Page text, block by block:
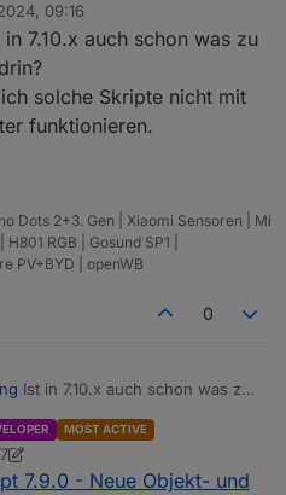
habe überall 0 ms eingetragen
jetzt bekomme ich wieder den
2000ms timeout obwohl ich
nicht eingestellt habe.
7.10.1 testen. Der generierte
Code hat immer einen Wert> 0
Generell ist es natürlich nicht
bekommst wenn die Datei
abgespielt wurde.
09:16
in 7.10.x auch schon was zu
solche Skripte nicht mit
funktionieren.
Dots 2+3. Gen | Xiaomi Sensoren | Mi
RGB | Gosund SP1 |
PV+BYD | openWB
0
Ist in 7.10.x auch schon was zu
ich solche Skripte nicht mit
weiter funktionieren.
MOST ACTIVE
7.9.0 - Neue Objekt- und